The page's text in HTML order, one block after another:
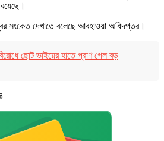
সংকেত দেখাতে বলেছে আবহাওয়া অধিদপ্তর।
ছোট ভাইয়ের হাতে প্রাণ গেল বড়